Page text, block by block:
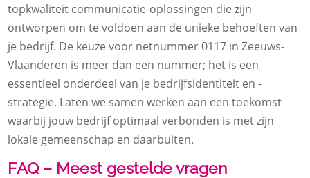
topkwaliteit communicatie-oplossingen die zijn
ontworpen om te voldoen aan de unieke behoeften van
je bedrijf. De keuze voor netnummer 0117 in Zeeuws-
Vlaanderen is meer dan een nummer; het is een
essentieel onderdeel van je bedrijfsidentiteit en -
strategie. Laten we samen werken aan een toekomst
waarbij jouw bedrijf optimaal verbonden is met zijn
lokale gemeenschap en daarbuiten.
FAQ – Meest gestelde vragen